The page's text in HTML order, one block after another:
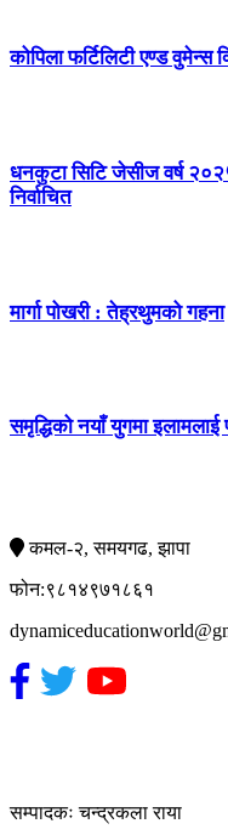
कोपिला फर्टिलिटी एण्ड वुमेन्स
धनकुटा सिटि जेसीज वर्ष २०२५
निर्वाचित
मार्गा पोखरी : तेह्रथुमको गहना
समृद्धिको नयाँ युगमा
कमल-२, समयगढ, झापा
फोन:९८१४९७१८६१
सम्पादकः चन्द्रकला राया